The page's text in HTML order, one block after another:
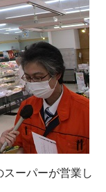
ーパーが営業し